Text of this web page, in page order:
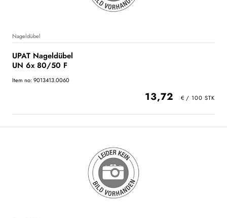
Nageldübel
UPAT Nageldübel
UN 6x 80/50 F
Item no: 9013413.0060
13,72